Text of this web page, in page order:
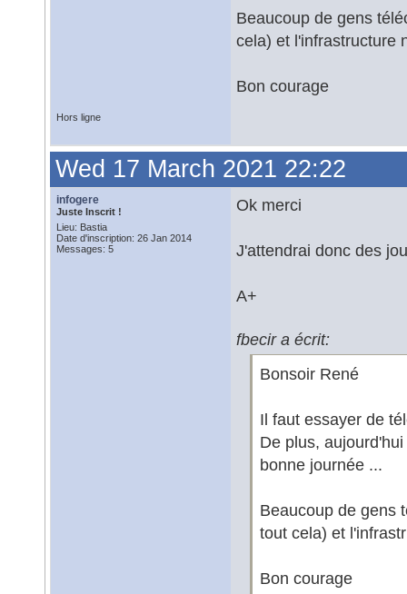
Beaucoup de gens
cela) et l'infrastructure
Bon courage
Hors ligne
Wed 17 March 2021 22:22
infogere
Juste Inscrit !
Lieu: Bastia
Date d'inscription: 26 Jan 2014
Messages: 5
Ok merci
J'attendrai donc des
A+
fbecir a écrit:
Bonsoir René
Il faut essayer de
De plus,
bonne journée ...
Beaucoup de gens
tout cela) et
Bon courage